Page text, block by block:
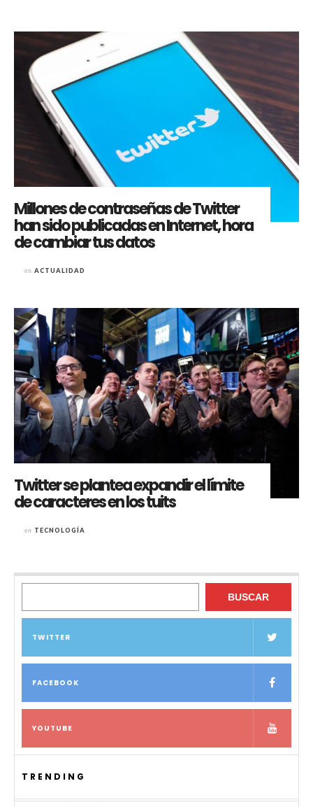
Millones de contraseñas de Twitter
han sido publicadas en Internet, hora
de cambiar tus datos
en ACTUALIDAD
Twitter se plantea expandir el límite
de caracteres en los tuits
en TECNOLOGÍA
BUSCAR
TWITTER
FACEBOOK
YOUTUBE
TRENDING